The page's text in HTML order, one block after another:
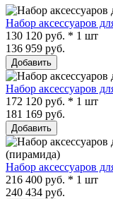
Набор аксессуаров
130 120 руб. * 1 шт
136 959 руб.
Добавить
Набор аксессуаров
172 120 руб. * 1 шт
181 169 руб.
Добавить
Набор аксессуаров
216 400 руб. * 1 шт
240 434 руб.